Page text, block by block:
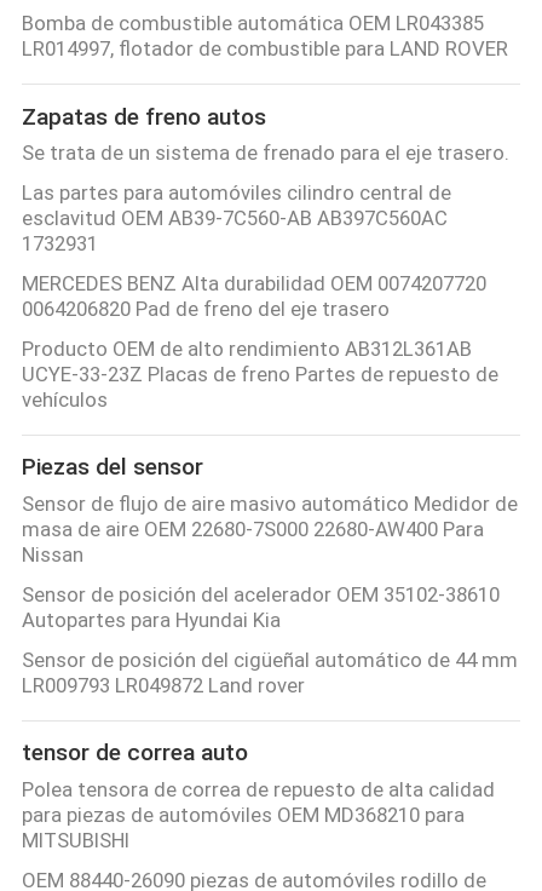
Bomba de combustible automática OEM LR043385
LR014997, flotador de combustible para LAND ROVER
Zapatas de freno autos
Se trata de un sistema de frenado para el eje trasero.
Las partes para automóviles cilindro central de
esclavitud OEM AB39-7C560-AB AB397C560AC
1732931
MERCEDES BENZ Alta durabilidad OEM 0074207720
0064206820 Pad de freno del eje trasero
Producto OEM de alto rendimiento AB312L361AB
UCYE-33-23Z Placas de freno Partes de repuesto de
vehículos
Piezas del sensor
Sensor de flujo de aire masivo automático Medidor de
masa de aire OEM 22680-7S000 22680-AW400 Para
Nissan
Sensor de posición del acelerador OEM 35102-38610
Autopartes para Hyundai Kia
Sensor de posición del cigüeñal automático de 44 mm
LR009793 LR049872 Land rover
tensor de correa auto
Polea tensora de correa de repuesto de alta calidad
para piezas de automóviles OEM MD368210 para
MITSUBISHI
OEM 88440-26090 piezas de automóviles rodillo de